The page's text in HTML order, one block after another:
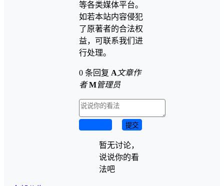
等各类媒体平台。
如若本站内容侵犯
了原著者的合法权
益，可联系我们进
行处理。
0 条回复 A文章作
者 M管理员
提交
暂无讨论，
说说你的看
法吧